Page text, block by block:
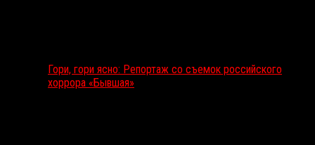
Гори, гори ясно: Репортаж со съемок российского
хоррора «Бывшая»